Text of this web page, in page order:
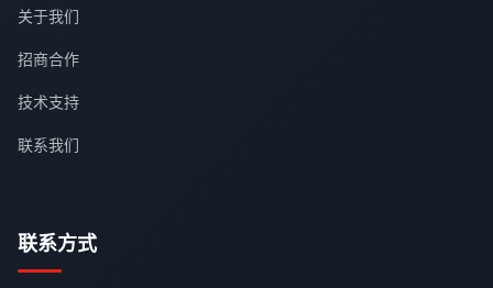
关于我们
招商合作
技术支持
联系我们
联系方式